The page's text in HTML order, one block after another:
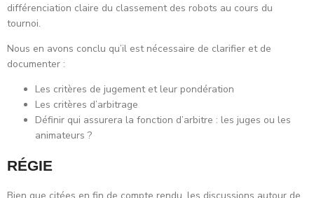
différenciation claire du classement des robots au cours du
tournoi.
Nous en avons conclu qu’il est nécessaire de clarifier et de
documenter :
Les critères de jugement et leur pondération
Les critères d’arbitrage
Définir qui assurera la fonction d’arbitre : les juges ou les
animateurs ?
RÉGIE